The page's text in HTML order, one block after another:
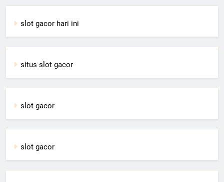
slot gacor hari ini
situs slot gacor
slot gacor
slot gacor